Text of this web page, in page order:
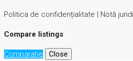
Politica de confidențialitate | Notă
Compare listings
Comparaţie
Close